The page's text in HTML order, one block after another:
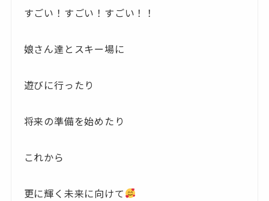
すごい！すごい！すごい！！
娘さん達とスキー場に
遊びに行ったり
将来の準備を始めたり
これから
更に輝く未来に向けて